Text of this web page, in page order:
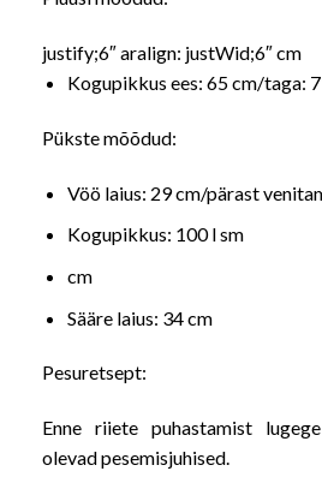
justify;6″ aralign: justWid;6″ cm
Kogupikkus ees: 65 cm/taga:
Pükste mõõdud:
Vöö laius: 29 cm/pärast
Kogupikkus: 100 l sm
cm
Sääre laius: 34 cm
Pesuretsept:
Enne riiete puhastamist
olevad pesemisjuhised.